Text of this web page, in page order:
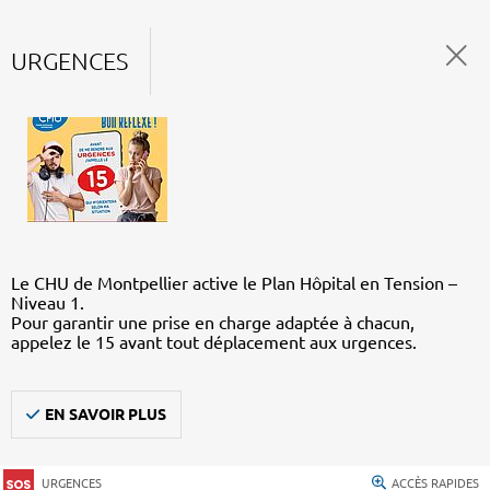
URGENCES
Le CHU de Montpellier active le Plan Hôpital en Tension –
Niveau 1.
Pour garantir une prise en charge adaptée à chacun,
appelez le 15 avant tout déplacement aux urgences.
EN SAVOIR PLUS
URGENCES ACCÈS RAPIDES